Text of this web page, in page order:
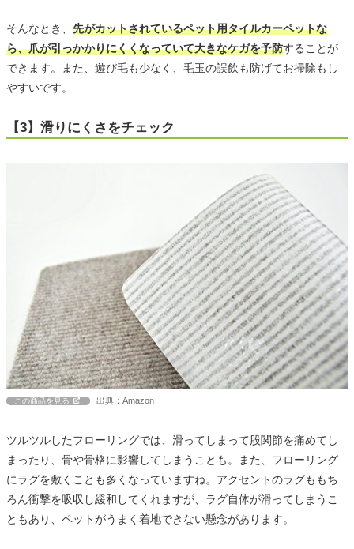
そんなとき、 先がカットされているペット用タイルカーペットな
ら、爪が引っかかりにくくなっていて大きなケガを予防することが
できます。また、遊び毛も少なく、毛玉の誤飲も防げてお掃除もし
やすいです。
【3】滑りにくさをチェック
この商品を見る 出典：Amazon
ツルツルしたフローリングでは、滑ってしまって股関節を痛めてし
まったり、骨や骨格に影響してしまうことも。また、フローリング
にラグを敷くことも多くなっていますね。アクセントのラグももち
ろん衝撃を吸収し緩和してくれますが、ラグ自体が滑ってしまうこ
ともあり、ペットがうまく着地できない懸念があります。